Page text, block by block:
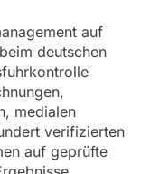
auf
deutschen
medialen
verifizierten
auf geprüfte